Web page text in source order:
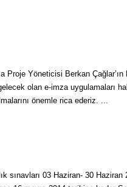
Yöneticisi Berkan Çağlar’ın
olan e-imza uygulamaları
önemle rica ederiz. ...
sınavları 03 Haziran- 30 Haziran